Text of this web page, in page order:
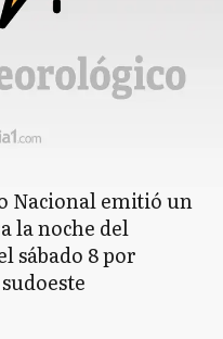
Nacional emitió un
la noche del
sábado 8 por